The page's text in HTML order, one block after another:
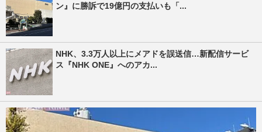
ン』に勝訴で19億円の支払いも「...
NHK、3.3万人以上にメアドを誤送信…新配信サービ
ス『NHK ONE』へのアカ...